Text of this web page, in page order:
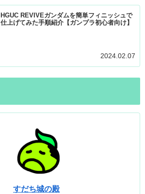
HGUC REVIVEガンダムを簡単フィニッシュで
仕上げてみた手順紹介【ガンプラ初心者向け】
2024.02.07
すだち城の殿